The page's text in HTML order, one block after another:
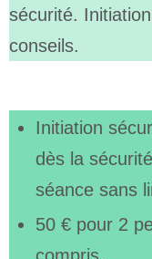
sécurité.
conseils.
Initiation
dès la
séance sans
50 € pour 2